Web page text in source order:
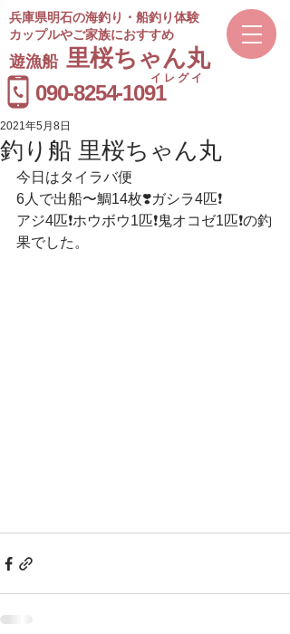
イレグイ
兵庫県明石の海釣り・船釣り体験
カップルやご家族におすすめ
090-8254-1091
遊漁船 ​里桜ちゃん丸
釣り船 里桜ちゃん丸
2021年5月8日
今日はタイラバ便
6人で出船〜鯛14枚❣️ガシラ4匹❗️
アジ4匹❗️ホウボウ1匹❗️鬼オコゼ1匹❗️の釣
果でした。